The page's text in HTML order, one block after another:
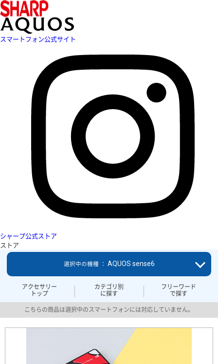
スマートフォン公式サイト
シャープ公式ストア
ストア
アクセサリー
トップ
カテゴリ別
に探す
フリーワード
で探す
選択中の機種 ： AQUOS sense6
こちらの商品は選択中のスマートフォンには対応していません。